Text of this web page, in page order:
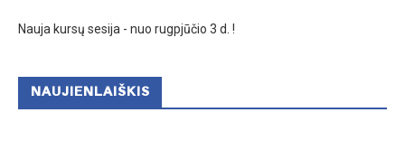
Nauja kursų sesija - nuo rugpjūčio 3 d. !
NAUJIENLAIŠKIS